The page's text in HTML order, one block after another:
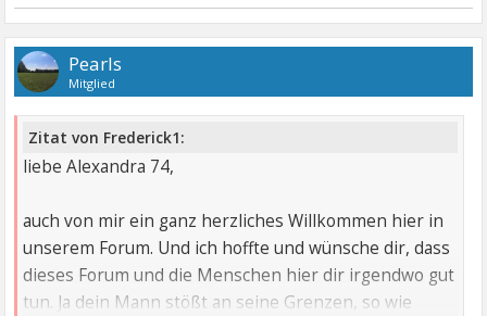
Pearls
Mitglied
Zitat von Frederick1:
liebe Alexandra 74,
auch von mir ein ganz herzliches Willkommen hier in
unserem Forum. Und ich hoffte und wünsche dir, dass
dieses Forum und die Menschen hier dir irgendwo gut
tun. Ja dein Mann stößt an seine Grenzen, so wie